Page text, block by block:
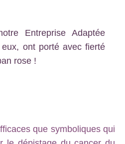
Entreprise Adaptée
eux, ont porté avec fierté
rose !
que symboliques qui